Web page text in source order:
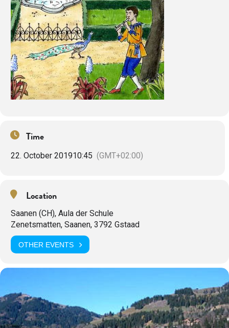
Time
22. October 201910:45 (GMT+02:00)
Location
Saanen (CH), Aula der Schule
Zenetsmatten, Saanen, 3792 Gstaad
OTHER EVENTS